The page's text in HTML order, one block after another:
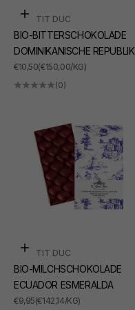
In den Warenkorb
LE PETIT DUC
BIO-BITTERSCHOKOLADE
DOMINIKANISCHE REPUBLIK
ANGEBOT
€10,50(€150,00/KG)
(0)
In den Warenkorb
LE PETIT DUC
BIO-MILCHSCHOKOLADE
ECUADOR ESMERALDA
ANGEBOT
€9,95(€142,14/KG)